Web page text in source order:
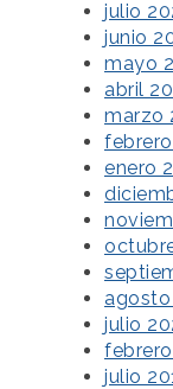
julio
junio
mayo
abril
marzo
febrero
enero
agosto
julio
julio